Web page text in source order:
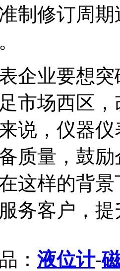
制修订周
业要想突
市场西区
说，仪器
质量，鼓
这样的背
务客户，
： 液位计-